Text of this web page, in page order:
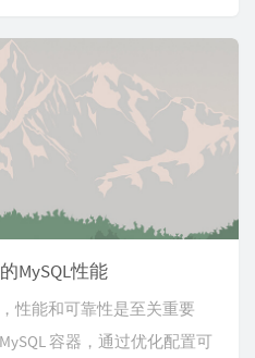
MySQL性能
性能和可靠性是至关重要
容器，通过优化配置可